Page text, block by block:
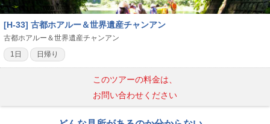
[H-33] 古都ホアルー＆世界遺産チャンアン
古都ホアルー＆世界遺産チャンアン
1日
日帰り
このツアーの料金は、
お問い合わせください